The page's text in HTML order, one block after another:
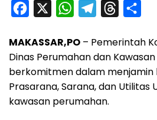
c
e
b
o
W
a
t
s
A
l
e
g
r
r
e
a
a
r
e
MAKASSAR,PO – Pemerintah
Dinas Perumahan dan
berkomitmen dalam
Prasarana, Sarana, dan Utilitas
kawasan perumahan.